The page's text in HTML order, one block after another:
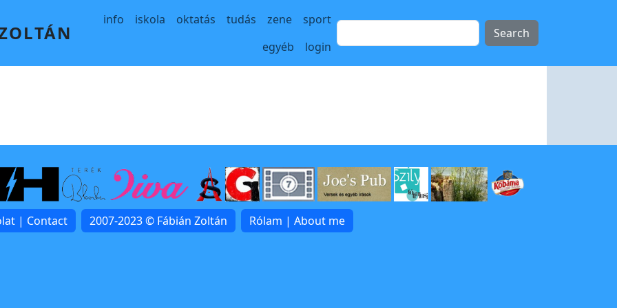
Main navigation
info iskola oktatás tudás zene
sport
egyéb
login
| Contact 2007-2023 © Fábián Zoltán Rólam | About me